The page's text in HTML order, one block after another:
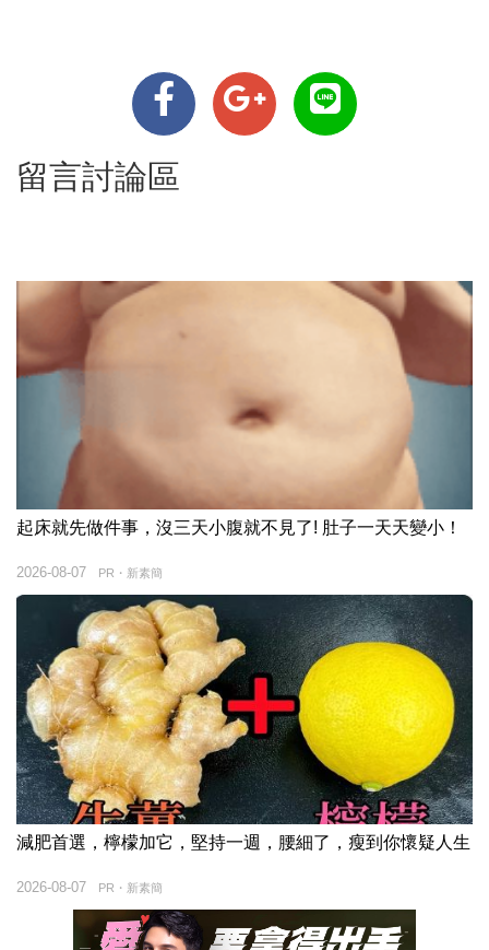
留言討論區
起床就先做件事，沒三天小腹就不見了! 肚子一天天變小！
PR・新素簡
2026-08-07
減肥首選，檸檬加它，堅持一週，腰細了，瘦到你懷疑人生
PR・新素簡
2026-08-07